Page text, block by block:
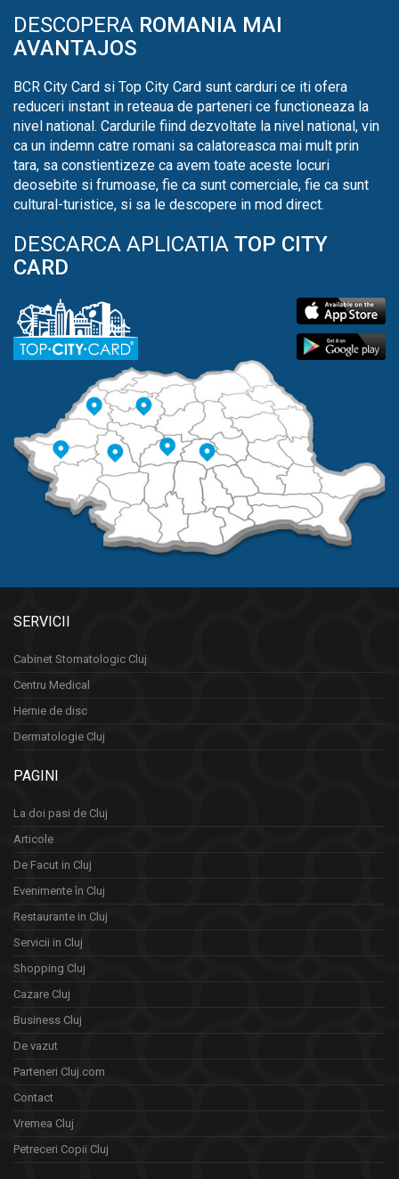
DESCOPERA ROMANIA MAI
AVANTAJOS
BCR City Card si Top City Card sunt carduri ce iti ofera
reduceri instant in reteaua de parteneri ce functioneaza la
nivel national. Cardurile fiind dezvoltate la nivel national, vin
ca un indemn catre romani sa calatoreasca mai mult prin
tara, sa constientizeze ca avem toate aceste locuri
deosebite si frumoase, fie ca sunt comerciale, fie ca sunt
cultural-turistice, si sa le descopere in mod direct.
DESCARCA APLICATIA TOP CITY
CARD
SERVICII
Cabinet Stomatologic Cluj
Centru Medical
Hernie de disc
Dermatologie Cluj
PAGINI
La doi pasi de Cluj
Articole
De Facut in Cluj
Evenimente în Cluj
Restaurante in Cluj
Servicii in Cluj
Shopping Cluj
Cazare Cluj
Business Cluj
De vazut
Parteneri Cluj.com
Contact
Vremea Cluj
Petreceri Copii Cluj